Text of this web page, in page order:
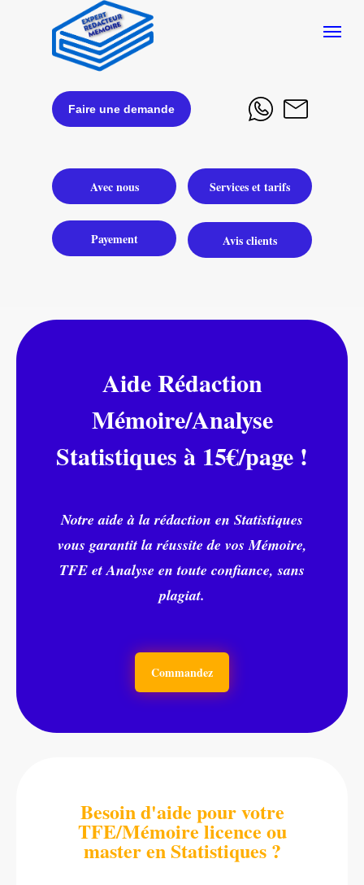
Avec nous Services et tarifs
Payement Avis clients
Faire une demande
Aide Rédaction
Mémoire/Analyse
Statistiques à 15€/page !
Notre aide à la rédaction en Statistiques
vous garantit la réussite de vos Mémoire,
TFE et Analyse en toute confiance, sans
plagiat.
Commandez
Besoin d'aide pour votre
TFE/Mémoire licence ou
master en Statistiques ?